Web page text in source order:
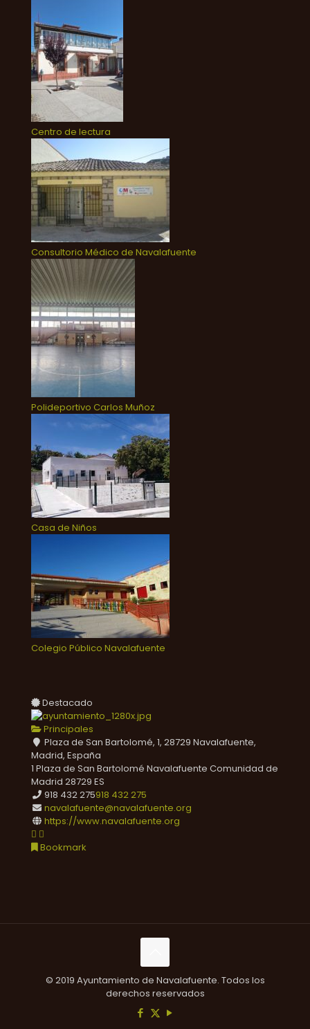
Centro de lectura
Consultorio Médico de Navalafuente
Polideportivo Carlos Muñoz
Casa de Niños
Colegio Público Navalafuente
Destacado
Principales
Plaza de San Bartolomé, 1, 28729 Navalafuente,
Madrid, España
1 Plaza de San Bartolomé Navalafuente Comunidad de
Madrid 28729 ES
918 432 275918 432 275
navalafuente@navalafuente.org
https://www.navalafuente.org
Bookmark
© 2019 Ayuntamiento de Navalafuente. Todos los
derechos reservados